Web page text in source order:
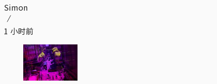
Simon
1 小时前